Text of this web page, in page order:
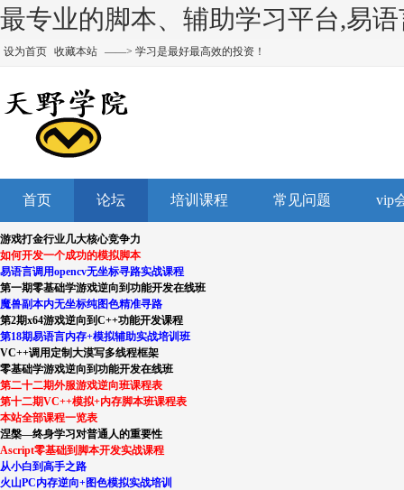
最专业的脚本、辅助学习平台,易
设为首页 收藏本站 ——> 学习是最好最高效的投资！
首页 论坛 培训课程 常见问题 vip
游戏打金行业几大核心竞争力
如何开发一个成功的模拟脚本
易语言调用opencv无坐标寻路实战课程
第一期零基础学游戏逆向到功能开发在线班
魔兽副本内无坐标纯图色精准寻路
第2期x64游戏逆向到C++功能开发课程
第18期易语言内存+模拟辅助实战培训班
VC++调用定制大漠写多线程框架
零基础学游戏逆向到功能开发在线班
第二十二期外服游戏逆向班课程表
第十二期VC++模拟+内存脚本班课程表
本站全部课程一览表
涅槃—终身学习对普通人的重要性
Ascript零基础到脚本开发实战课程
从小白到高手之路
火山PC内存逆向+图色模拟实战培训